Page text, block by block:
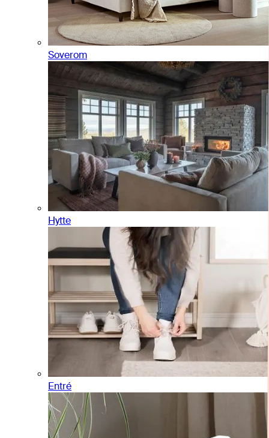
Soverom
Hytte
Entré